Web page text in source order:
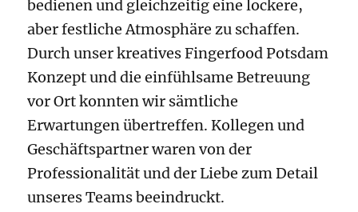
bedienen und gleichzeitig eine lockere,
aber festliche Atmosphäre zu schaffen.
Durch unser kreatives Fingerfood Potsdam
Konzept und die einfühlsame Betreuung
vor Ort konnten wir sämtliche
Erwartungen übertreffen. Kollegen und
Geschäftspartner waren von der
Professionalität und der Liebe zum Detail
unseres Teams beeindruckt.